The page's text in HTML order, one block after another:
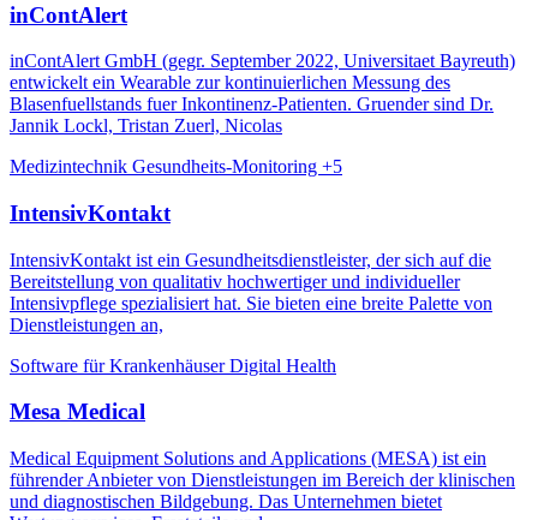
inContAlert
inContAlert GmbH (gegr. September 2022, Universitaet Bayreuth)
entwickelt ein Wearable zur kontinuierlichen Messung des
Blasenfuellstands fuer Inkontinenz-Patienten. Gruender sind Dr.
Jannik Lockl, Tristan Zuerl, Nicolas
Medizintechnik Gesundheits-Monitoring +5
IntensivKontakt
IntensivKontakt ist ein Gesundheitsdienstleister, der sich auf die
Bereitstellung von qualitativ hochwertiger und individueller
Intensivpflege spezialisiert hat. Sie bieten eine breite Palette von
Dienstleistungen an,
Software für KrankenhäuserDigital Health
Mesa Medical
Medical Equipment Solutions and Applications (MESA) ist ein
führender Anbieter von Dienstleistungen im Bereich der klinischen
und diagnostischen Bildgebung. Das Unternehmen bietet